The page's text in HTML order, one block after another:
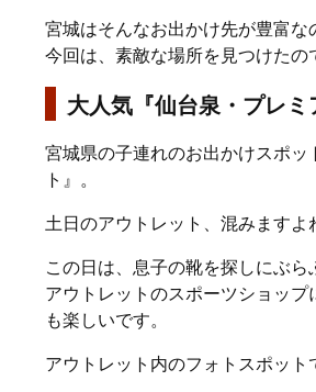
宮城はそんなお出かけ先が豊富な
今回は、素敵な場所を見つけたの
大人気『仙台泉・プレ
宮城県の子連れのお出かけスポ
ト』。
土日のアウトレット、混みますよ
この日は、息子の靴を探しにぶら
アウトレットのスポーツショッ
も楽しいです。
アウトレット内のフォトスポット